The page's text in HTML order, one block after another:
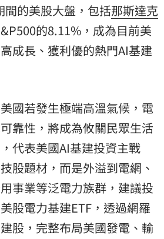
的美股大盤，包括那斯達克
的8.11%，成為目前美
成長、獲利優的熱門AI基建
國若發生極端高溫氣候，電
靠性，將成為攸關民眾生活
代表美國AI基建投資主戰
股題材，而是外溢到電網、
事業等泛電力族群，建議投
股電力基建ETF，透過網羅
股，完整布局美國發電、輸